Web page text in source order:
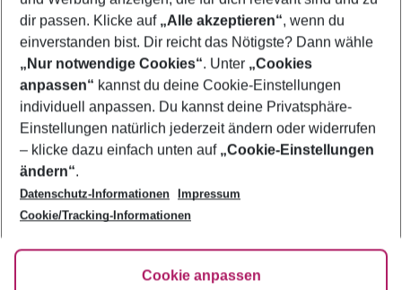
Footer
Footer navigation
Über uns
AGB
Bestpreisgarantie
Cookie-Einstellungen ändern
Cookie-Richtlinie
Agenturbetreuung
Barrierefreies Reisen
FAQ
HanseMerkur Reiseversicherung
Folge uns
dir passen. Klicke auf „Alle akzeptieren“, wenn du
einverstanden bist. Dir reicht das Nötigste? Dann wähle
„Nur notwendige Cookies“. Unter „Cookies
anpassen“ kannst du deine Cookie-Einstellungen
individuell anpassen. Du kannst deine Privatsphäre-
Einstellungen natürlich jederzeit ändern oder widerrufen
– klicke dazu einfach unten auf „Cookie-Einstellungen
ändern“.
Datenschutz-Informationen
Impressum
Cookie/Tracking-Informationen
Cookie anpassen